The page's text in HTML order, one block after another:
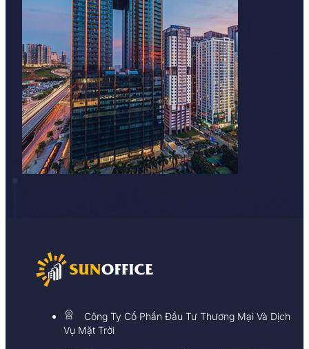
Công Ty Cổ Phần Đầu Tư Thương Mại Và Dịch
Vụ Mặt Trời